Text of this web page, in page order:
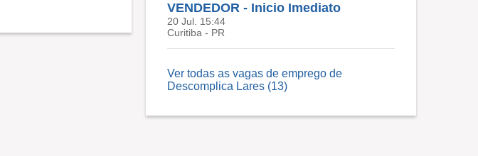
VENDEDOR - Inicio Imediato
20 Jul. 15:44
Curitiba - PR
Ver todas as vagas de emprego de
Descomplica Lares (13)